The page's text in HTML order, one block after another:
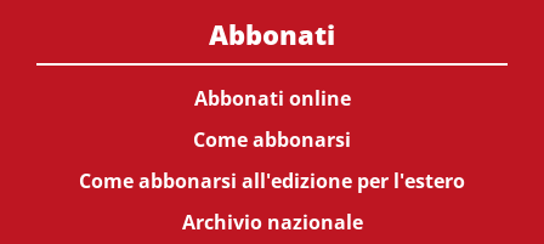
Abbonati
Abbonati online
Come abbonarsi
Come abbonarsi all'edizione per l'estero
Archivio nazionale